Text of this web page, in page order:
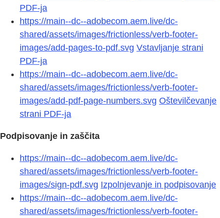
PDF-ja
https://main--dc--adobecom.aem.live/dc-
shared/assets/images/frictionless/verb-footer-
images/add-pages-to-pdf.svg Vstavljanje strani
PDF-ja
https://main--dc--adobecom.aem.live/dc-
shared/assets/images/frictionless/verb-footer-
images/add-pdf-page-numbers.svg Oštevilčevanje
strani PDF-ja
Podpisovanje in zaščita
https://main--dc--adobecom.aem.live/dc-
shared/assets/images/frictionless/verb-footer-
images/sign-pdf.svg Izpolnjevanje in podpisovanje
https://main--dc--adobecom.aem.live/dc-
shared/assets/images/frictionless/verb-footer-